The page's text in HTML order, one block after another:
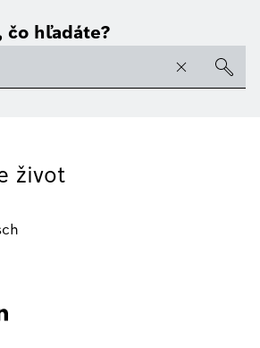
čo hľadáte?
život